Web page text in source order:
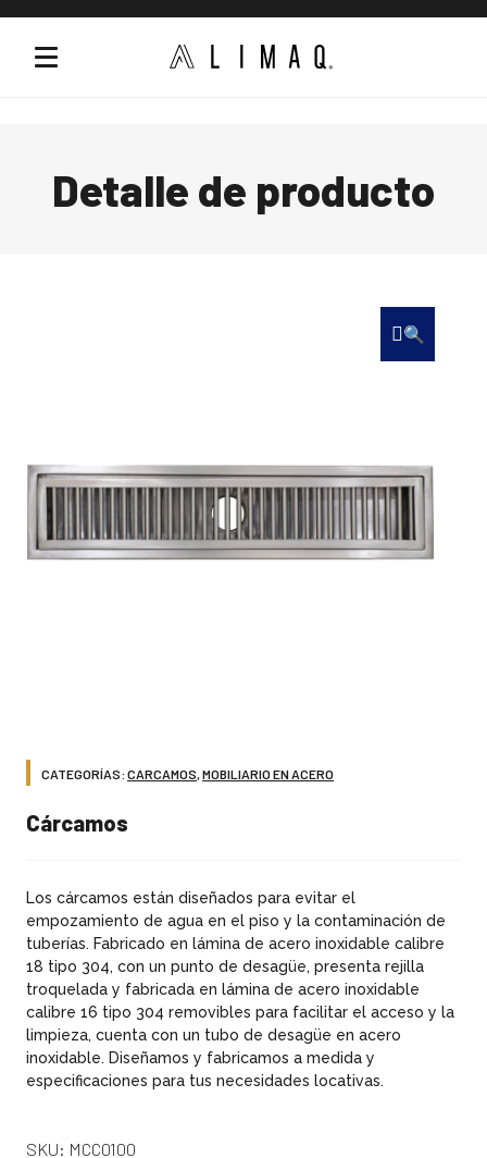
Detalle de producto
🔍
cárcamos
Los cárcamos están diseñados para evitar el
empozamiento de agua en el piso y la contaminación de
tuberías. Fabricado en lámina de acero inoxidable calibre
18 tipo 304, con un punto de desagüe, presenta rejilla
troquelada y fabricada en lámina de acero inoxidable
calibre 16 tipo 304 removibles para facilitar el acceso y la
limpieza, cuenta con un tubo de desagüe en acero
inoxidable. Diseñamos y fabricamos a medida y
especificaciones para tus necesidades locativas.
CATEGORÍAS: CARCAMOS,MOBILIARIO EN ACERO
SKU: MCC0100